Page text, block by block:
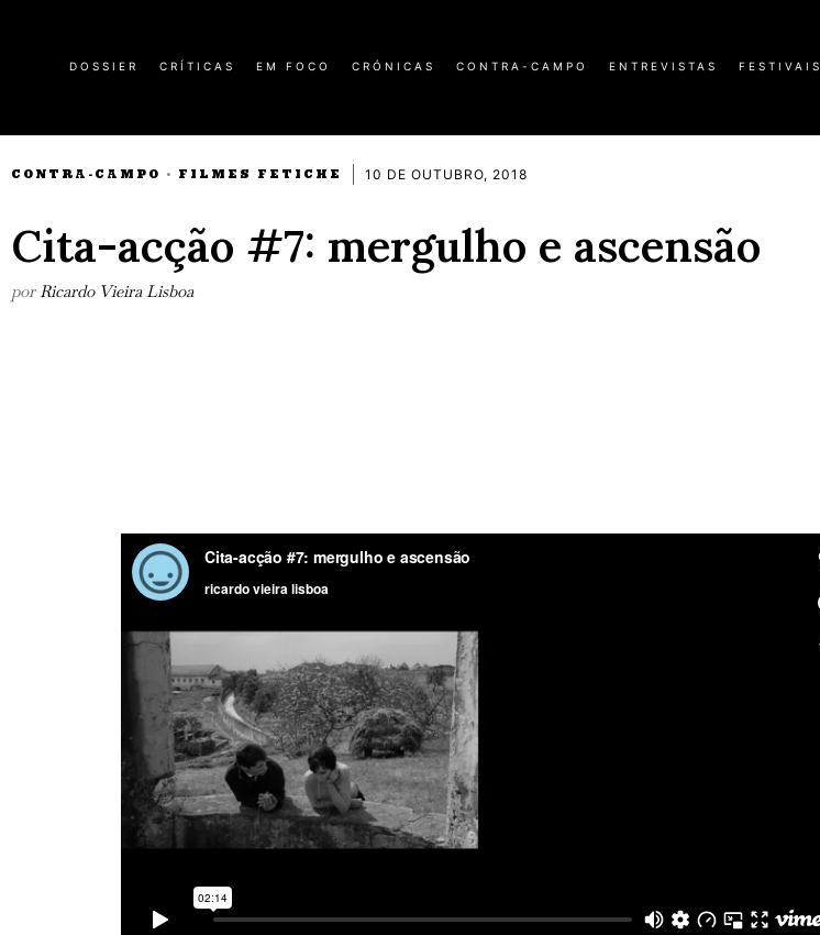
DOSSIER CRÍTICAS EM FOCO CRÓNICAS CONTRA-CAMPO ENTREVISTAS FESTIVAIS
CONTRA-CAMPO · FILMES FETICHE 10 DE OUTUBRO, 2018
Cita-acção #7: mergulho e ascensão
por Ricardo Vieira Lisboa